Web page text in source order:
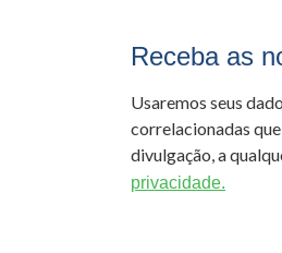
Receba as
Usaremos seus
correlacionadas
divulgação, a
privacidade.